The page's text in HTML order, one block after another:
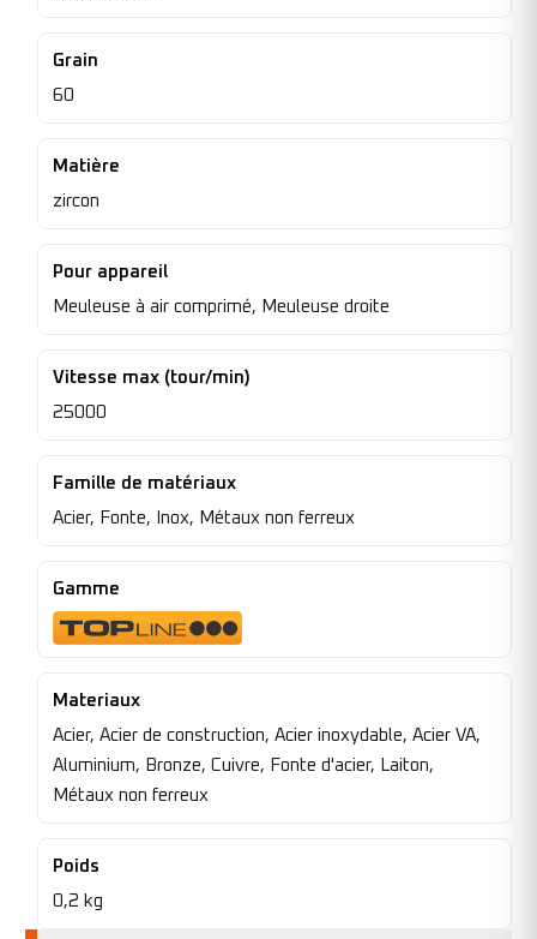
Grain
60
Matière
zircon
Pour appareil
Meuleuse à air comprimé, Meuleuse droite
Vitesse max (tour/min)
25000
Famille de matériaux
Acier, Fonte, Inox, Métaux non ferreux
Gamme
Materiaux
Acier, Acier de construction, Acier inoxydable, Acier VA,
Aluminium, Bronze, Cuivre, Fonte d'acier, Laiton,
Métaux non ferreux
Poids
0,2 kg